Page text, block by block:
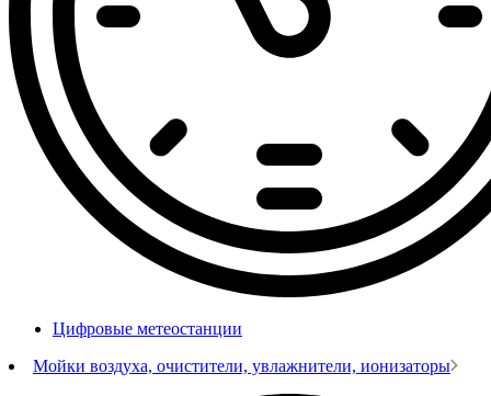
Цифровые метеостанции
Мойки воздуха, очистители, увлажнители, ионизаторы